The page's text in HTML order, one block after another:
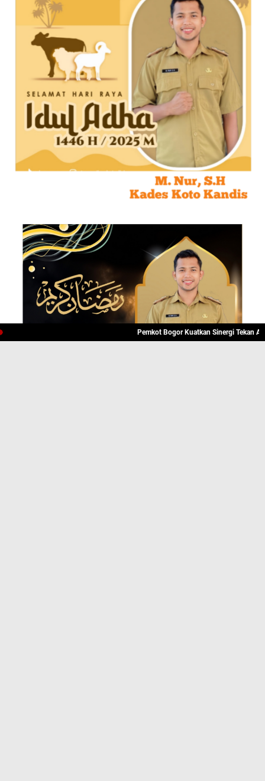
Pemkot Bogor Kuatkan Sinergi Tekan Angka